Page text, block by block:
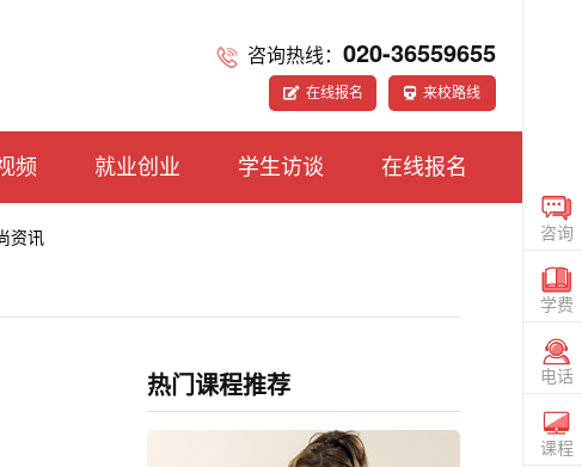
咨询
在线
学费
咨询
电话
020-
课程
咨询热线： 020-36559655
在线报名 来校路线
频 就业创业 学生访谈 在线报名
资讯
热门课程推荐